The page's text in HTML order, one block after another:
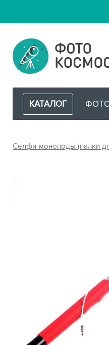
КАТАЛОГ
Селфи-моноподы (палки